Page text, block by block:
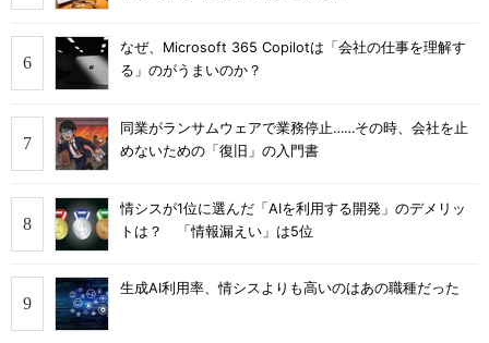
なぜ、Microsoft 365 Copilotは「会社の仕事を理解す
る」のがうまいのか？
同業がランサムウェアで業務停止……その時、会社を止
めないための「復旧」の入門書
情シスが1位に選んだ「AIを利用する開発」のデメリッ
トは？ 「情報漏えい」は5位
生成AI利用率、情シスよりも高いのはあの職種だった